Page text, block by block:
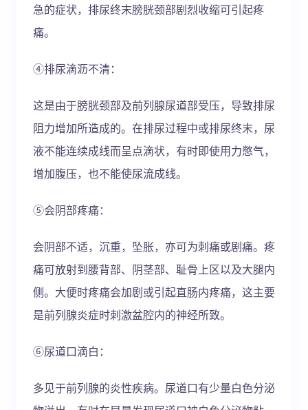
急的症状，排尿终末膀胱颈部剧烈收缩可引起疼
痛。
④排尿滴沥不清：
这是由于膀胱颈部及前列腺尿道部受压，导致排尿
阻力增加所造成的。在排尿过程中或排尿终末，尿
液不能连续成线而呈点滴状，有时即使用力憋气，
增加腹压，也不能使尿流成线。
⑤会阴部疼痛：
会阴部不适，沉重，坠胀，亦可为刺痛或剧痛。疼
痛可放射到腰背部、阴茎部、耻骨上区以及大腿内
侧。大便时疼痛会加剧或引起直肠内疼痛，这主要
是前列腺炎症时刺激盆腔内的神经所致。
⑥尿道口滴白：
多见于前列腺的炎性疾病。尿道口有少量白色分泌